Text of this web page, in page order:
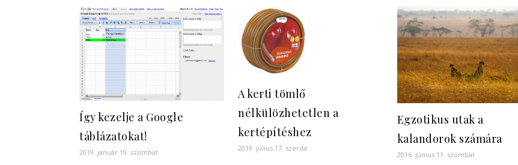
Így kezelje a Google
táblázatokat!
2019. január 19. szombat
A kerti tömlő
nélkülözhetetlen a
kertépítéshez
2019. július 17. szerda
Egzotikus utak a
kalandorok számára
2016. június 11. szombat